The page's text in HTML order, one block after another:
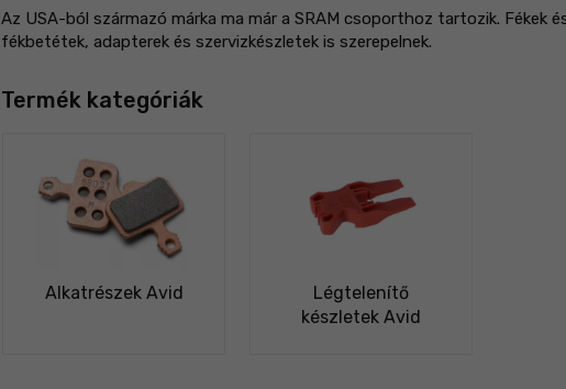
Az USA-ból származó márka ma már a SRAM csoporthoz tartozik.
fékbetétek, adapterek és szervizkészletek is szerepelnek.
Termék kategóriák
Alkatrészek Avid
Légtelenítő
készletek Avid